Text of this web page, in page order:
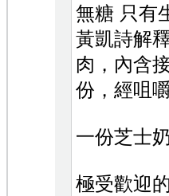
無糖 只有
黃凱詩解
肉，內含
份，經咀
一份芝士
極受歡迎